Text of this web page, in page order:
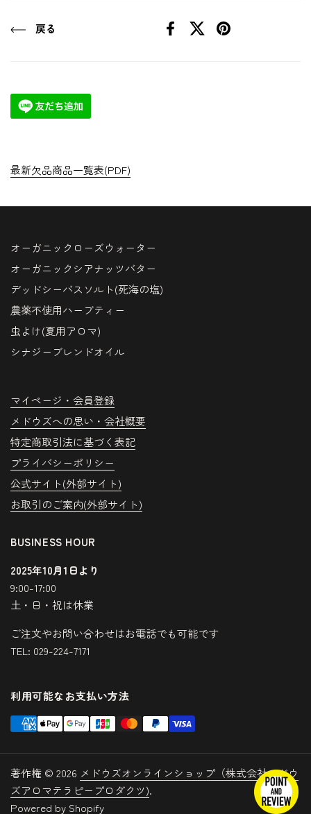
戻る
FacebookX (Twitter)Pinterest
最新欠品商品一覧表(PDF)
オーガニックローズウォーター
オーガニックシアナッツバター
デッドシーバスソルト(死海の塩)
農薬不使用ハーブティー
虫よけ(夏用アロマ)
シナジーブレンドオイル
マイページ・会員登録
メドウズへの思い・会社概要
特定商取引法に基づく表記
プライバシーポリシー
公式サイト(外部サイト)
お取引のご案内(外部サイト)
BUSINESS HOUR
2025年10月1日より
9:00-17:00
土・日・祝は休業
ご注文やお問い合わせはお電話でも可能です
TEL: 029-224-7171
利用可能なお支払い方法
著作権 © 2026 メドウズオンラインショップ（株式会社メドウ
ズアロマテラピープロダクツ).
Powered by Shopify